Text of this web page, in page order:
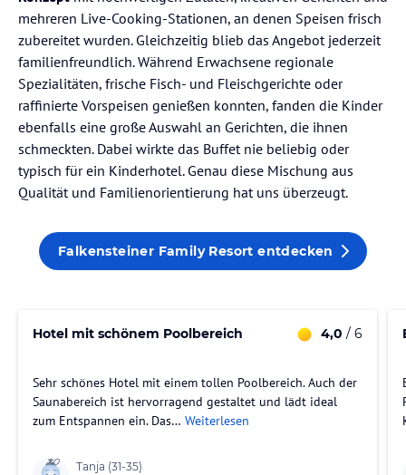
mehreren Live-Cooking-Stationen, an denen Speisen frisch
zubereitet wurden. Gleichzeitig blieb das Angebot jederzeit
familienfreundlich. Während Erwachsene regionale
Spezialitäten, frische Fisch- und Fleischgerichte oder
raffinierte Vorspeisen genießen konnten, fanden die Kinder
ebenfalls eine große Auswahl an Gerichten, die ihnen
schmeckten. Dabei wirkte das Buffet nie beliebig oder
typisch für ein Kinderhotel. Genau diese Mischung aus
Qualität und Familienorientierung hat uns überzeugt.
Falkensteiner Family Resort entdecken
Hotel mit schönem Poolbereich 4,0 / 6
Sehr schönes Hotel mit einem tollen Poolbereich. Auch der
Saunabereich ist hervorragend gestaltet und lädt ideal
zum Entspannen ein. Das… Weiterlesen
Tanja (31-35)